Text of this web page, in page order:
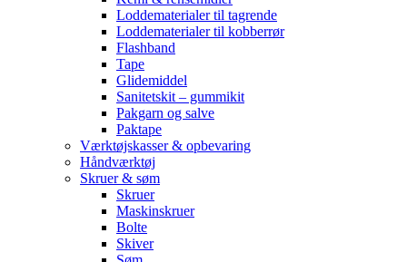
Loddematerialer til tagrende
Loddematerialer til kobberrør
Flashband
Tape
Glidemiddel
Sanitetskit – gummikit
Pakgarn og salve
Paktape
Værktøjskasser & opbevaring
Håndværktøj
Skruer & søm
Skruer
Maskinskruer
Bolte
Skiver